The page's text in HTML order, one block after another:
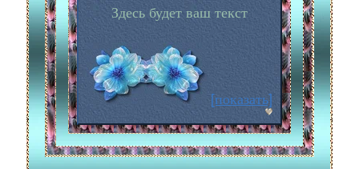
Здесь будет ваш текст
[показать]